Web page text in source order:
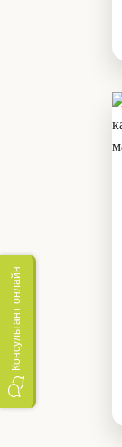
Консультант онлайн